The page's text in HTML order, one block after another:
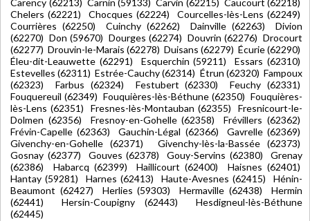
Carency (62213) Carnin (59133) Carvin (62215) Caucourt (62218)
Chelers (62221) Chocques (62224) Courcelles-lès-Lens (62249)
Courrières (62250) Cuinchy (62262) Dainville (62263) Divion
(62270) Don (59670) Dourges (62274) Douvrin (62276) Drocourt
(62277) Drouvin-le-Marais (62278) Duisans (62279) Écurie (62290)
Éleu-dit-Leauwette (62291) Esquerchin (59211) Essars (62310)
Estevelles (62311) Estrée-Cauchy (62314) Étrun (62320) Fampoux
(62323) Farbus (62324) Festubert (62330) Feuchy (62331)
Fouquereuil (62349) Fouquières-lès-Béthune (62350) Fouquières-
lès-Lens (62351) Fresnes-lès-Montauban (62355) Fresnicourt-le-
Dolmen (62356) Fresnoy-en-Gohelle (62358) Frévillers (62362)
Frévin-Capelle (62363) Gauchin-Légal (62366) Gavrelle (62369)
Givenchy-en-Gohelle (62371) Givenchy-lès-la-Bassée (62373)
Gosnay (62377) Gouves (62378) Gouy-Servins (62380) Grenay
(62386) Habarcq (62399) Haillicourt (62400) Haisnes (62401)
Hantay (59281) Harnes (62413) Haute-Avesnes (62415) Hénin-
Beaumont (62427) Herlies (59303) Hermaville (62438) Hermin
(62441) Hersin-Coupigny (62443) Hesdigneul-lès-Béthune
(62445)